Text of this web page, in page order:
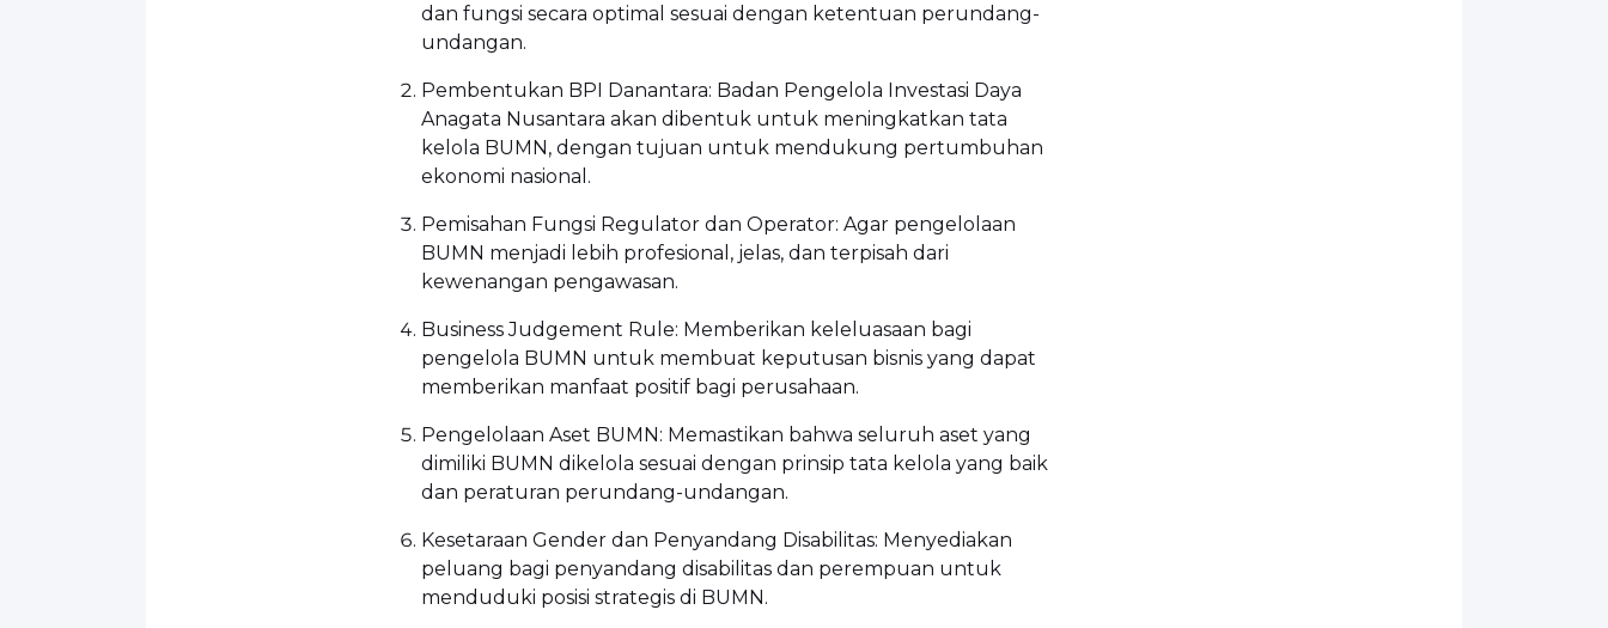
dan fungsi secara optimal sesuai dengan ketentuan perundang-
undangan.
Pembentukan BPI Danantara: Badan Pengelola Investasi Daya
Anagata Nusantara akan dibentuk untuk meningkatkan tata
kelola BUMN, dengan tujuan untuk mendukung pertumbuhan
ekonomi nasional.
Pemisahan Fungsi Regulator dan Operator: Agar pengelolaan
BUMN menjadi lebih profesional, jelas, dan terpisah dari
kewenangan pengawasan.
Business Judgement Rule: Memberikan keleluasaan bagi
pengelola BUMN untuk membuat keputusan bisnis yang dapat
memberikan manfaat positif bagi perusahaan.
Pengelolaan Aset BUMN: Memastikan bahwa seluruh aset yang
dimiliki BUMN dikelola sesuai dengan prinsip tata kelola yang baik
dan peraturan perundang-undangan.
Kesetaraan Gender dan Penyandang Disabilitas: Menyediakan
peluang bagi penyandang disabilitas dan perempuan untuk
menduduki posisi strategis di BUMN.